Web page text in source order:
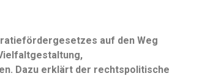
auf den Weg
Dazu erklärt der rechtspolitische